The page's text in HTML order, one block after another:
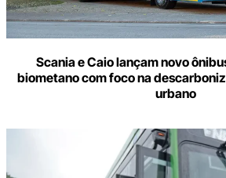
Scania e Caio lançam novo
biometano com foco na
urbano